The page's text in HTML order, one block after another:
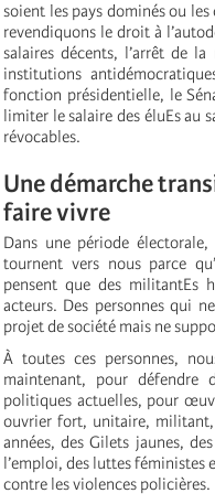
soient les pays dominés ou
revendiquons le droit à
salaires décents, l’arrêt de
institutions
fonction présidentielle, le
limiter le salaire des éluEs au
révocables.
Une démarche
faire vivre
Dans une période
tournent vers nous parce
pensent que des militantEs
acteurs. Des personnes qui
projet de société mais ne
À toutes ces personnes,
maintenant, pour défendre
politiques actuelles, pour
ouvrier fort, unitaire,
années, des Gilets jaunes,
l’emploi, des luttes féministes
contre les violences policières.